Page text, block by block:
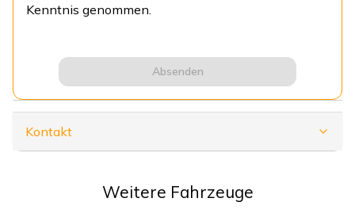
Kenntnis genommen.
Absenden
Kontakt
Weitere Fahrzeuge